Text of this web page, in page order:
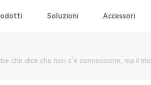
Soluzioni Accessori
che dice che non c’è connessione, ma il